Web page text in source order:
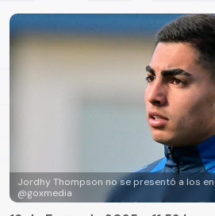
Jordhy Thompson no se presentó a los
@goxmedia